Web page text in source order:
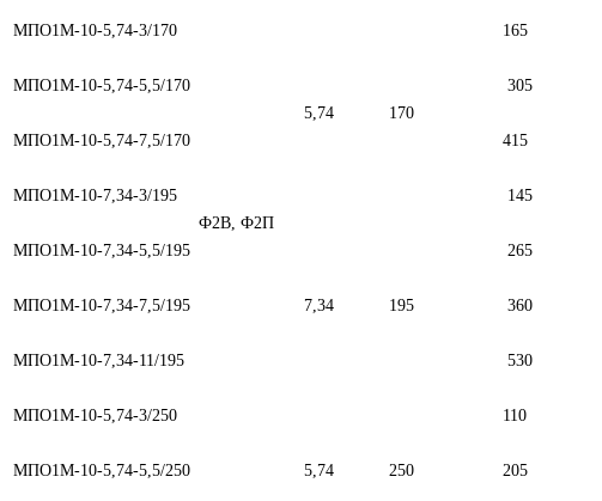
Ф2В, Ф2П
МПО1М-10-5,74-3/170
5,74 170
165
МПО1М-10-5,74-5,5/170 305
МПО1М-10-5,74-7,5/170 415
МПО1М-10-7,34-3/195 145
МПО1М-10-7,34-5,5/195
7,34 195
265
МПО1М-10-7,34-7,5/195 360
МПО1М-10-7,34-11/195 530
МПО1М-10-5,74-3/250
5,74 250
110
МПО1М-10-5,74-5,5/250 205